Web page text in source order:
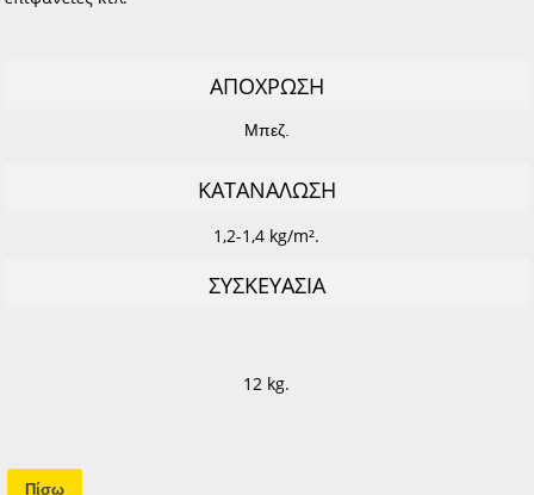
ΑΠΟΧΡΩΣΗ
Μπεζ.
ΚΑΤΑΝΑΛΩΣΗ
1,2-1,4 kg/m².
ΣΥΣΚΕΥΑΣΙΑ
12 kg.
Πίσω